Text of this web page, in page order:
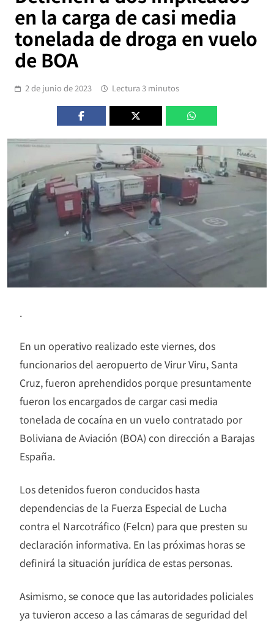
en la carga de casi media
tonelada de droga en vuelo
de BOA
2 de junio de 2023 Lectura 3 minutos
.
En un operativo realizado este viernes, dos
funcionarios del aeropuerto de Virur Viru, Santa
Cruz, fueron aprehendidos porque presuntamente
fueron los encargados de cargar casi media
tonelada de cocaína en un vuelo contratado por
Boliviana de Aviación (BOA) con dirección a Barajas
España.
Los detenidos fueron conducidos hasta
dependencias de la Fuerza Especial de Lucha
contra el Narcotráfico (Felcn) para que presten su
declaración informativa. En las próximas horas se
definirá la situación jurídica de estas personas.
Asimismo, se conoce que las autoridades policiales
ya tuvieron acceso a las cámaras de seguridad del